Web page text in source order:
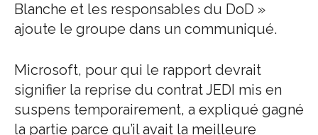
Blanche et les responsables du DoD »
ajoute le groupe dans un communiqué.
Microsoft, pour qui le rapport devrait
signifier la reprise du contrat JEDI mis en
suspens temporairement, a expliqué gagné
la partie parce qu’il avait la meilleure